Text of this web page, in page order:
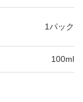
1パック
100ml